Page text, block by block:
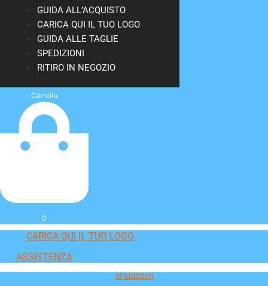
GUIDA ALL’ACQUISTO
CARICA QUI IL TUO LOGO
GUIDA ALLE TAGLIE
SPEDIZIONI
RITIRO IN NEGOZIO
Carrello
0
CARICA QUI IL TUO LOGO
ASSISTENZA
SPEDIZIONI